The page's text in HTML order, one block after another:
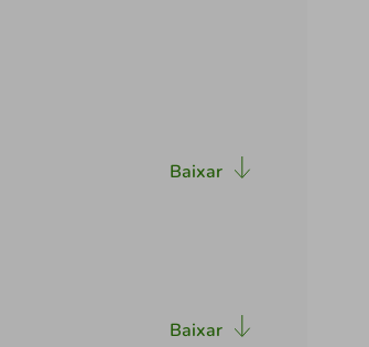
Baixar
Baixar